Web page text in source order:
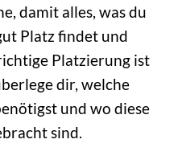
damit alles, was du
Platz findet und
Platzierung ist
dir, welche
und wo diese
sind.